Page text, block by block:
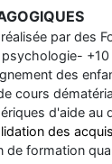
par des
des
cours
d'aide au
des acquis
de formation